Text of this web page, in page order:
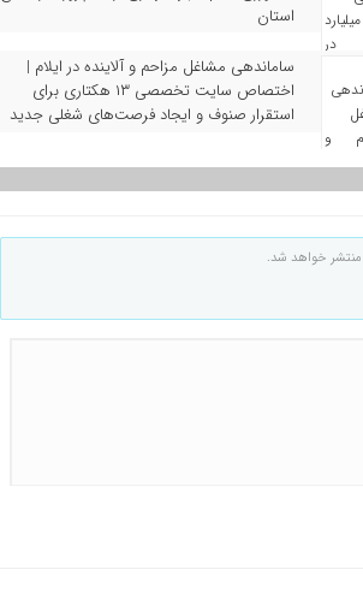
استان
ساماندهی مشاغل مزاحم و آلاینده در ایلام |
اختصاص سایت تخصصی ۱۳ هکتاری برای
استقرار صنوف و ایجاد فرصت‌های شغلی جدید
منتشر خواهد شد.